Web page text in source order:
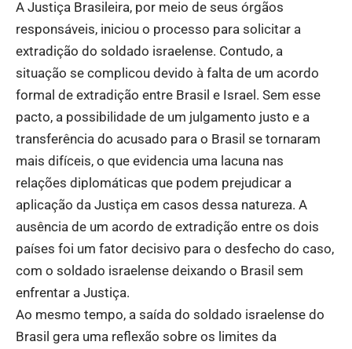
A Justiça Brasileira, por meio de seus órgãos
responsáveis, iniciou o processo para solicitar a
extradição do soldado israelense. Contudo, a
situação se complicou devido à falta de um acordo
formal de extradição entre Brasil e Israel. Sem esse
pacto, a possibilidade de um julgamento justo e a
transferência do acusado para o Brasil se tornaram
mais difíceis, o que evidencia uma lacuna nas
relações diplomáticas que podem prejudicar a
aplicação da Justiça em casos dessa natureza. A
ausência de um acordo de extradição entre os dois
países foi um fator decisivo para o desfecho do caso,
com o soldado israelense deixando o Brasil sem
enfrentar a Justiça.
Ao mesmo tempo, a saída do soldado israelense do
Brasil gera uma reflexão sobre os limites da